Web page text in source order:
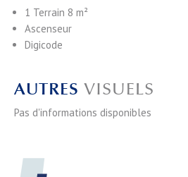
1 Terrain 8 m²
Ascenseur
Digicode
AUTRES VISUELS
Pas d'informations disponibles